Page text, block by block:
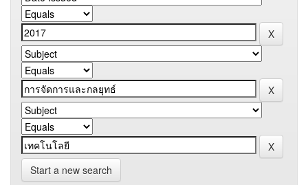
Start a new search